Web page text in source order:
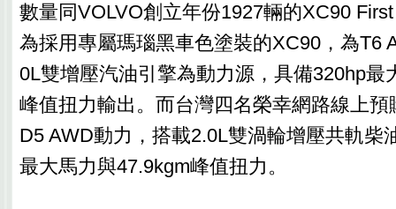
數量同VOLVO創立年份1927輛的XC90
為採用專屬瑪瑙黑車色塗裝的XC90，為T6
0L雙增壓汽油引擎為動力源，具備320hp最
峰值扭力輸出。而台灣四名榮幸網路線上
D5 AWD動力，搭載2.0L雙渦輪增壓共軌柴
最大馬力與47.9kgm峰值扭力。